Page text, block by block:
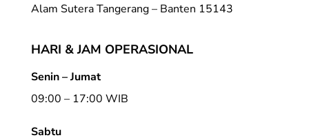
Alam Sutera Tangerang – Banten 15143
HARI & JAM OPERASIONAL
Senin – Jumat
09:00 – 17:00 WIB
Sabtu